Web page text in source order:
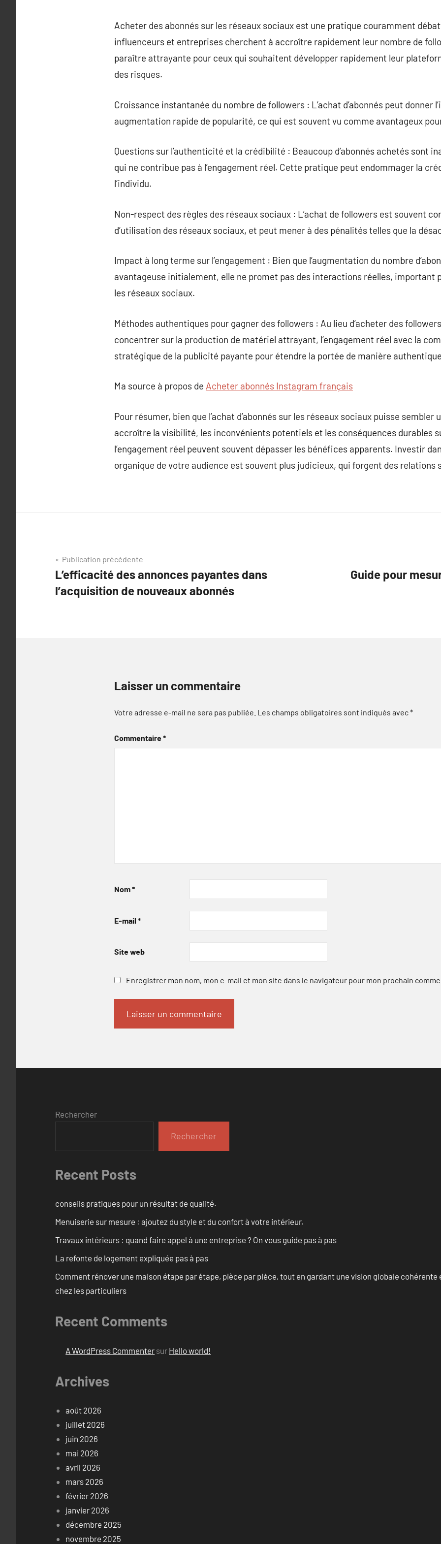
Acheter des abonnés sur les réseaux sociaux est une pratique couramment
influenceurs et entreprises cherchent à accroître rapidement leur nombre de
paraître attrayante pour ceux qui souhaitent développer rapidement leur
des risques.
Croissance instantanée du nombre de followers : L’achat d’abonnés peut donner
augmentation rapide de popularité, ce qui est souvent vu comme avantageux
Questions sur l’authenticité et la crédibilité : Beaucoup d’abonnés achetés sont
qui ne contribue pas à l’engagement réel. Cette pratique peut endommager la
l’individu.
Non-respect des règles des réseaux sociaux : L’achat de followers est souvent
d’utilisation des réseaux sociaux, et peut mener à des pénalités telles que la
Impact à long terme sur l’engagement : Bien que l’augmentation du nombre
avantageuse initialement, elle ne promet pas des interactions réelles, important
les réseaux sociaux.
Méthodes authentiques pour gagner des followers : Au lieu d’acheter des
concentrer sur la production de matériel attrayant, l’engagement réel avec la
stratégique de la publicité payante pour étendre la portée de manière
Ma source à propos de Acheter abonnés Instagram français
Pour résumer, bien que l’achat d’abonnés sur les réseaux sociaux puisse sembler
accroître la visibilité, les inconvénients potentiels et les conséquences durables
l’engagement réel peuvent souvent dépasser les bénéfices apparents. Investir
organique de votre audience est souvent plus judicieux, qui forgent des relations
Navigation
de
l’article
Publication précédente
L’efficacité des annonces payantes dans
l’acquisition de nouveaux abonnés
Guide pour
Laisser un commentaire
Votre adresse e-mail ne sera pas publiée. Les champs obligatoires sont indiqués avec*
Commentaire*
Nom*
E-mail *
Site web
Enregistrer mon nom, mon e-mail et mon site dans le navigateur pour mon prochain
Rechercher
Rechercher
Recent Posts
conseils pratiques pour un résultat de qualité.
Menuiserie sur mesure : ajoutez du style et du confort à votre intérieur.
Travaux intérieurs : quand faire appel à une entreprise ? On vous guide pas à pas
La refonte de logement expliquée pas à pas
Comment rénover une maison étape par étape, pièce par pièce, tout en gardant une vision globale
chez les particuliers
Recent Comments
A WordPress Commenter sur Hello world!
Archives
août 2026
juillet 2026
juin 2026
mai 2026
avril 2026
mars 2026
février 2026
janvier 2026
décembre 2025
novembre 2025